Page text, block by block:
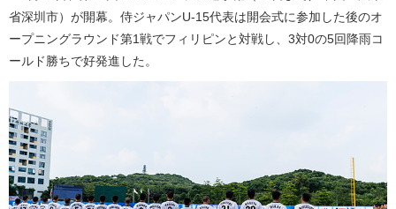
省深圳市）が開幕。侍ジャパンU-15代表は開会式に参加した後のオ
ープニングラウンド第1戦でフィリピンと対戦し、3対0の5回降雨コ
ールド勝ちで好発進した。